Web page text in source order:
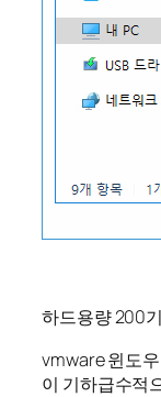
하드용량 200
vmware 윈도
이 기하급수적